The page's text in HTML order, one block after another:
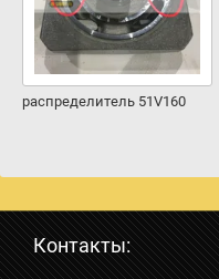
распределитель 51V160
Контакты: